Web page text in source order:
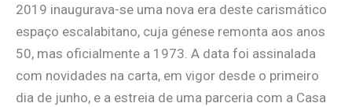
2019 inaugurava-se uma nova era deste carismático
espaço escalabitano, cuja génese remonta aos anos
50, mas oficialmente a 1973. A data foi assinalada
com novidades na carta, em vigor desde o primeiro
dia de junho, e a estreia de uma parceria com a Casa